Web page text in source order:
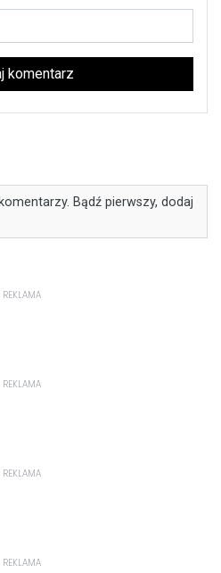
komentarz
Bądź pierwszy, dodaj
REKLAMA
REKLAMA
REKLAMA
REKLAMA